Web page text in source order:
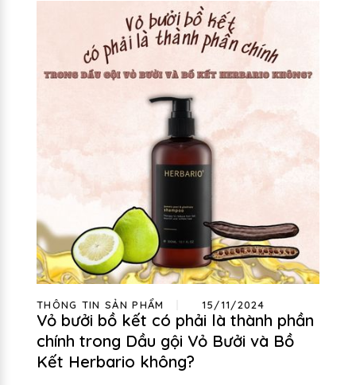
THÔNG TIN SẢN PHẨM 15/11/2024
Vỏ bưởi bồ kết có phải là thành phần
chính trong Dầu gội Vỏ Bưởi và Bồ
Kết Herbario không?